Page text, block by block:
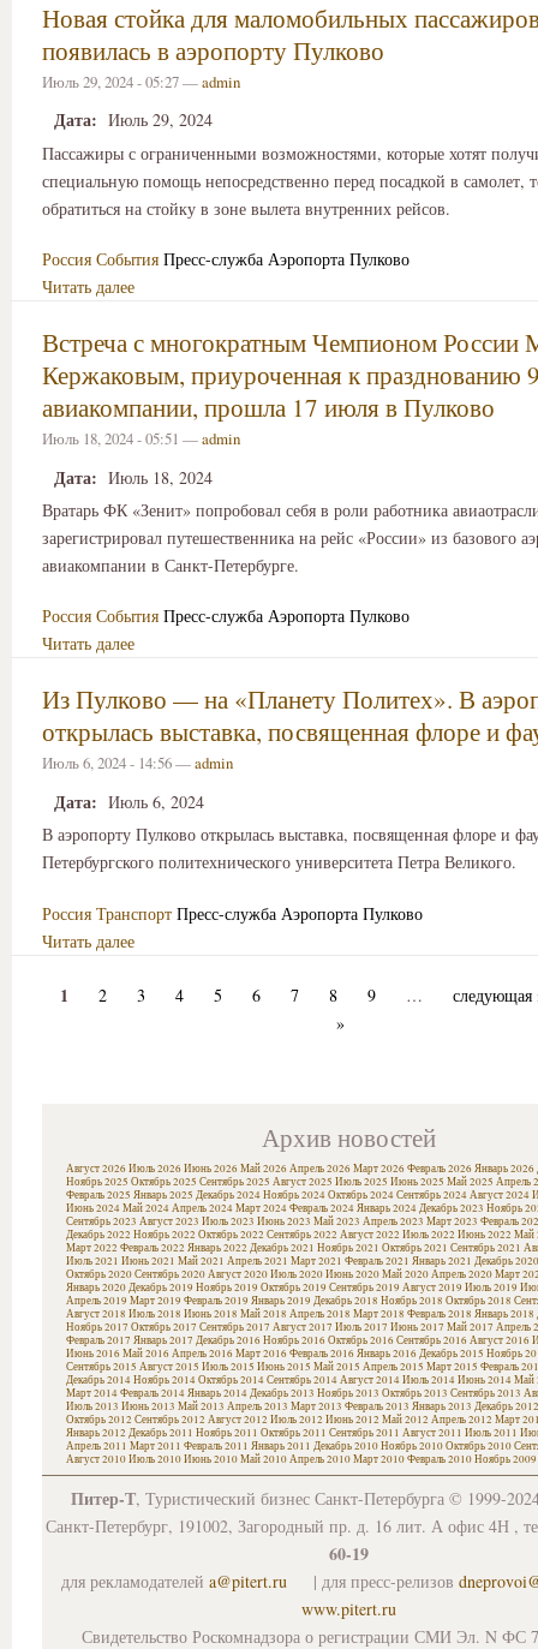
Новая стойка для маломобильных
появилась в аэропорту Пулково
Июль 29, 2024 - 05:27 —admin
Дата: Июль 29, 2024
Пассажиры с ограниченными возможностями, которые хотят
специальную помощь непосредственно перед посадкой в самолет,
обратиться на стойку в зоне вылета внутренних рейсов.
Россия События Пресс-служба Аэропорта Пулково
Читать далее
Встреча с многократным Чемпионом России
Кержаковым, приуроченная к празднованию
авиакомпании, прошла 17 июля в Пулково
Июль 18, 2024 - 05:51 —admin
Дата: Июль 18, 2024
Вратарь ФК «Зенит» попробовал себя в роли работника
зарегистрировал путешественника на рейс «России» из базового
авиакомпании в Санкт-Петербурге.
Россия События Пресс-служба Аэропорта Пулково
Читать далее
Из Пулково — на «Планету Политех». В
открылась выставка, посвященная флоре и
Июль 6, 2024 - 14:56 —admin
Дата: Июль 6, 2024
В аэропорту Пулково открылась выставка, посвященная флоре и
Петербургского политехнического университета Петра Великого.
Россия Транспорт Пресс-служба Аэропорта Пулково
Читать далее
1 2 3 4 5 6 7 8 9 …
следующая
»
Архив новостей
Август 2026 Июль 2026 Июнь 2026 Май 2026 Апрель 2026 Март 2026 Февраль 2026 Январь 2026
Ноябрь 2025 Октябрь 2025 Сентябрь 2025 Август 2025 Июль 2025 Июнь 2025 Май 2025 Апрель
Февраль 2025 Январь 2025 Декабрь 2024Ноябрь 2024Октябрь 2024Сентябрь 2024Август 2024
Июнь 2024Май 2024Апрель 2024Март 2024Февраль 2024Январь 2024Декабрь 2023 Ноябрь
Сентябрь 2023 Август 2023 Июль 2023 Июнь 2023 Май 2023 Апрель 2023 Март 2023 Февраль
Декабрь 2022 Ноябрь 2022 Октябрь 2022 Сентябрь 2022 Август 2022 Июль 2022 Июнь 2022 Май
Март 2022 Февраль 2022 Январь 2022 Декабрь 2021 Ноябрь 2021 Октябрь 2021 Сентябрь 2021
Июль 2021 Июнь 2021 Май 2021 Апрель 2021 Март 2021 Февраль 2021 Январь 2021 Декабрь 2020
Октябрь 2020Сентябрь 2020Август 2020Июль 2020Июнь 2020Май 2020Апрель 2020Март
Январь 2020Декабрь 2019 Ноябрь 2019 Октябрь 2019 Сентябрь 2019 Август 2019 Июль 2019
Апрель 2019 Март 2019 Февраль 2019 Январь 2019 Декабрь 2018 Ноябрь 2018 Октябрь 2018
Август 2018 Июль 2018 Июнь 2018 Май 2018 Апрель 2018 Март 2018 Февраль 2018 Январь 2018
Ноябрь 2017 Октябрь 2017 Сентябрь 2017 Август 2017 Июль 2017 Июнь 2017 Май 2017 Апрель
Февраль 2017 Январь 2017 Декабрь 2016 Ноябрь 2016 Октябрь 2016 Сентябрь 2016 Август 2016
Июнь 2016 Май 2016 Апрель 2016 Март 2016 Февраль 2016 Январь 2016 Декабрь 2015 Ноябрь
Сентябрь 2015 Август 2015 Июль 2015 Июнь 2015 Май 2015 Апрель 2015 Март 2015 Февраль
Декабрь 2014Ноябрь 2014Октябрь 2014Сентябрь 2014Август 2014Июль 2014Июнь 2014Май
Март 2014Февраль 2014Январь 2014Декабрь 2013 Ноябрь 2013 Октябрь 2013 Сентябрь 2013
Июль 2013 Июнь 2013 Май 2013 Апрель 2013 Март 2013 Февраль 2013 Январь 2013 Декабрь 2012
Октябрь 2012 Сентябрь 2012 Август 2012 Июль 2012 Июнь 2012 Май 2012 Апрель 2012 Март
Январь 2012 Декабрь 2011 Ноябрь 2011 Октябрь 2011 Сентябрь 2011 Август 2011 Июль 2011
Апрель 2011 Март 2011 Февраль 2011 Январь 2011 Декабрь 2010Ноябрь 2010Октябрь 2010
Август 2010Июль 2010Июнь 2010Май 2010Апрель 2010Март 2010Февраль 2010Ноябрь 2009
Питер-Т, Туристический бизнес Санкт-Петербурга © 1999-
Санкт-Петербург, 191002, Загородный пр. д. 16 лит. А офис 4Н ,
60-19
для рекламодателей a@pitert.ru | для пресс-релизов
www.pitert.ru
Свидетельство Роскомнадзора о регистрации СМИ Эл. N ФС